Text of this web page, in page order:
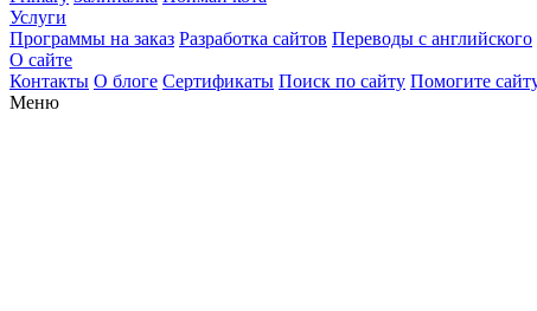
Услуги
Программы на заказ Разработка сайтов Переводы с английского
О сайте
Контакты О блоге Сертификаты Поиск по сайту Помогите
Меню